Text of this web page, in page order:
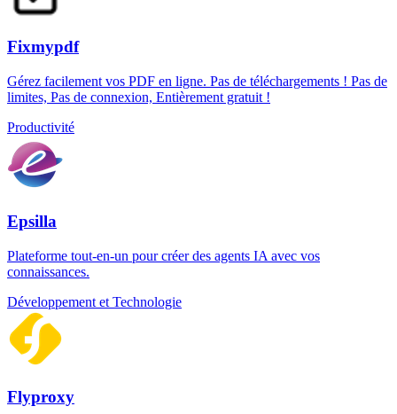
Fixmypdf
Gérez facilement vos PDF en ligne. Pas de téléchargements ! Pas de
limites, Pas de connexion, Entièrement gratuit !
Productivité
Epsilla
Plateforme tout-en-un pour créer des agents IA avec vos
connaissances.
Développement et Technologie
Flyproxy